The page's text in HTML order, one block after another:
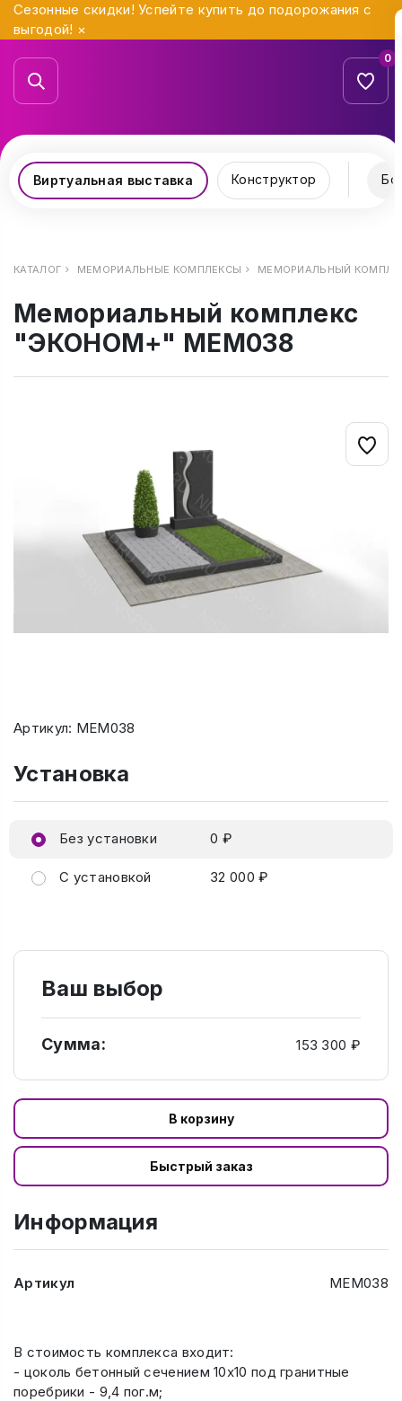
Сезонные скидки! Успейте купить до подорожания с
выгодой! ×
0
Виртуальная выставка Конструктор
КАТАЛОГ МЕМОРИАЛЬНЫЕ КОМПЛЕКСЫ МЕМОРИАЛЬНЫЙ
Мемориальный комплекс
"ЭКОНОМ+" МЕМ038
Артикул: МЕМ038
Установка
Без установки 0 ₽
С установкой 32 000 ₽
Ваш выбор
Сумма: 153 300 ₽
В корзину
Быстрый заказ
Информация
Артикул МЕМ038
В стоимость комплекса входит:
- цоколь бетонный сечением 10х10 под гранитные
поребрики - 9,4 пог.м;